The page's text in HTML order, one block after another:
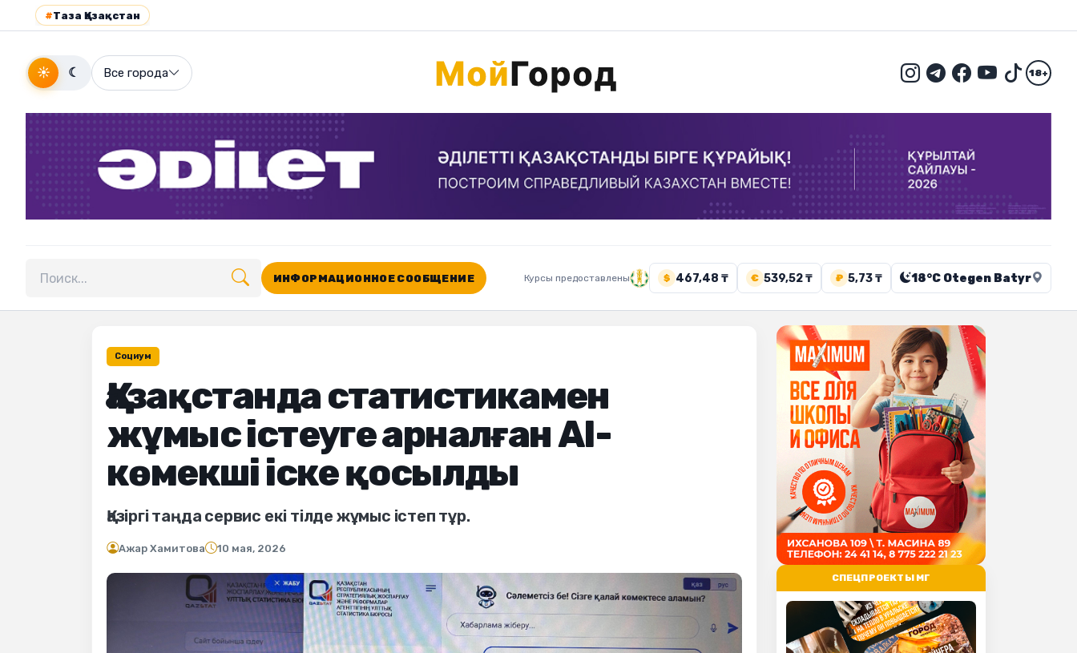
#Таза Қазақстан
☀ ☾ Все города 18+
Поиск по сайту
ИНФОРМАЦИОННОЕ СООБЩЕНИЕ Курсы предоставлены $ 467,48 ₸ € 539,52 ₸ ₽ 5,73 ₸ 18°C Otegen Batyr
Социум
Қазақстанда статистикамен
жұмыс істеуге арналған AI-
көмекші іске қосылды
Қазіргі таңда сервис екі тілде жұмыс істеп тұр.
Ажар Хамитова 10 мая, 2026
СПЕЦПРОЕКТЫ МГ